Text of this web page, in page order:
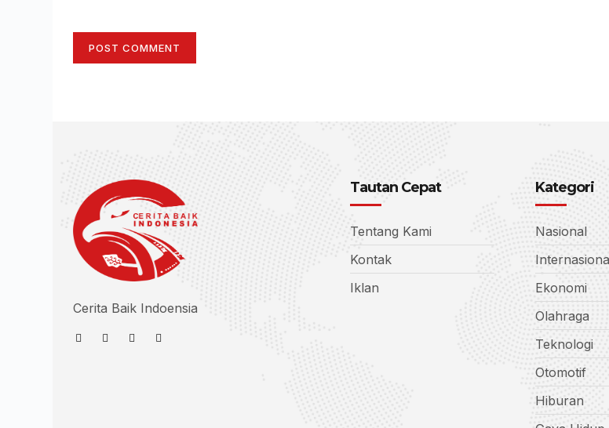
POST COMMENT
Cerita Baik Indoensia
Tautan Cepat
Tentang Kami
Kontak
Iklan
Kategori
Nasional
Ekonomi
Olahraga
Teknologi
Otomotif
Hiburan